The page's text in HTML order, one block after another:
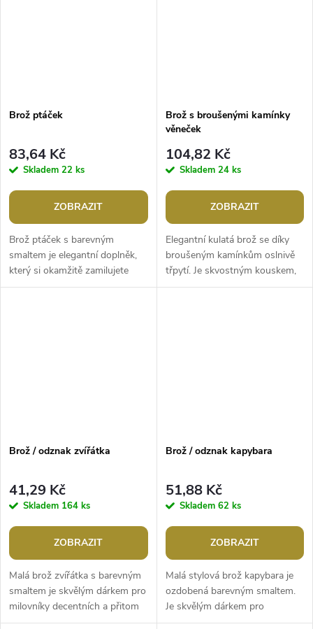
Brož ptáček
83,64 Kč
Skladem 22 ks
ZOBRAZIT
Brož ptáček s barevným
smaltem je elegantní doplněk,
který si okamžitě zamilujete
díky jeho detailnímu zpracování
Brož s broušenými kamínky
věneček
104,82 Kč
Skladem 24 ks
ZOBRAZIT
Elegantní kulatá brož se díky
broušeným kamínkům oslnivě
třpytí. Je skvostným kouskem,
který okouzlí každého milovníka
Brož / odznak zvířátka
41,29 Kč
Skladem 164 ks
ZOBRAZIT
Malá brož zvířátka s barevným
smaltem je skvělým dárkem pro
milovníky decentních a přitom
elegantních doplňků. Perfektně
Brož / odznak kapybara
51,88 Kč
Skladem 62 ks
ZOBRAZIT
Malá stylová brož kapybara je
ozdobená barevným smaltem.
Je skvělým dárkem pro
milovníky těchto veselých